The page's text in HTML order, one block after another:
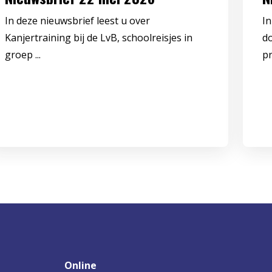
In deze nieuwsbrief leest u over
Kanjertraining bij de LvB, schoolreisjes in
groep ...
Online